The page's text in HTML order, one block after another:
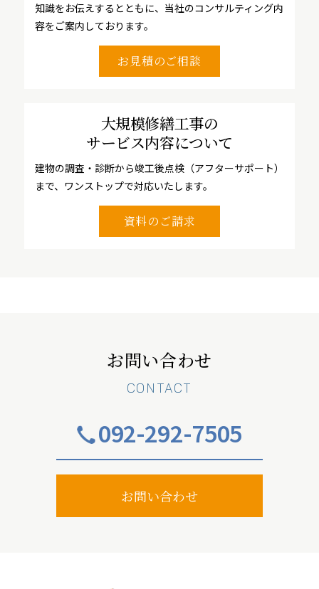
知識をお伝えするとともに、当社のコンサルティング内
容をご案内しております。
お見積のご相談
大規模修繕工事の
サービス内容について
建物の調査・診断から竣工後点検（アフターサポート）
まで、ワンストップで対応いたします。
資料のご請求
お問い合わせ
CONTACT
092-292-7505
お問い合わせ